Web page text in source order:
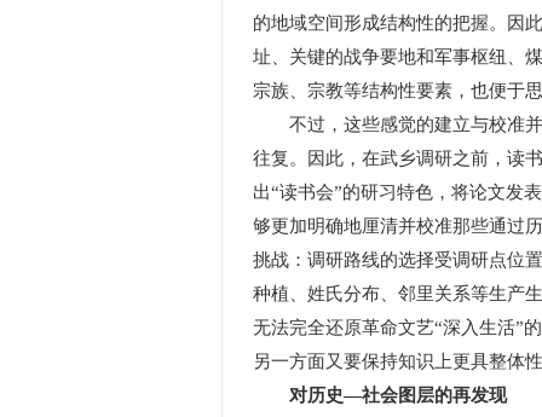
的地域空间形成结构性的把握。因
址、关键的战争要地和军事枢纽、
宗族、宗教等结构性要素，也便于
不过，这些感觉的建立与校准并
往复。因此，在武乡调研之前，读
出“读书会”的研习特色，将论文发
够更加明确地厘清并校准那些通过
挑战：调研路线的选择受调研点位
种植、姓氏分布、邻里关系等生产
无法完全还原革命文艺“深入生活”
另一方面又要保持知识上更具整体
对历史—社会图层的再发现